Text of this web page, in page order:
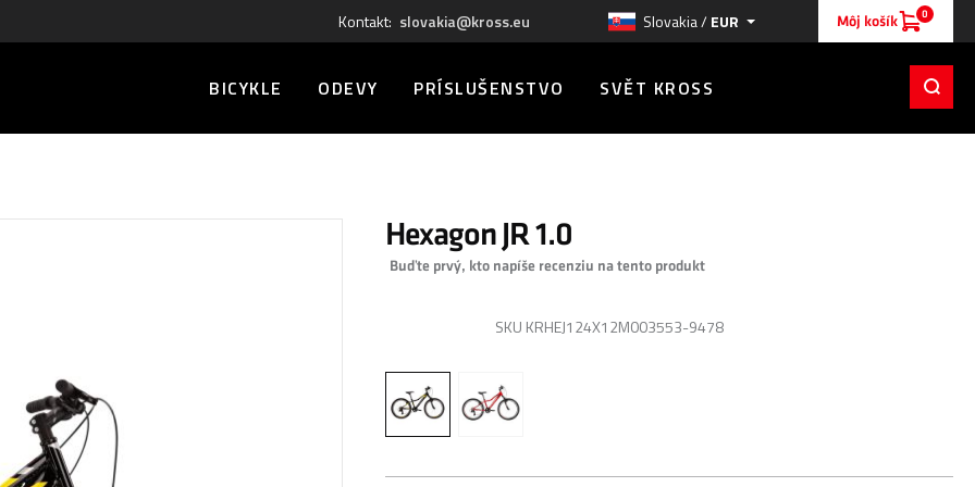
Kontakt: slovakia@kross.eu Slovakia /EUR Môj košík 0
BICYKLE ODEVY PRÍSLUŠENSTVO SVĚT KROSS
Hexagon JR 1.0
Buďte prvý, kto napíše recenziu na tento produkt
SKU KRHEJ124X12M003553-9478